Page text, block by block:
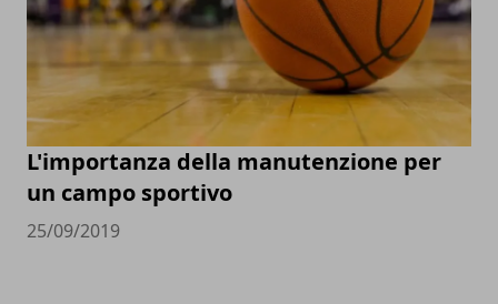
L'importanza della manutenzione per
un campo sportivo
25/09/2019